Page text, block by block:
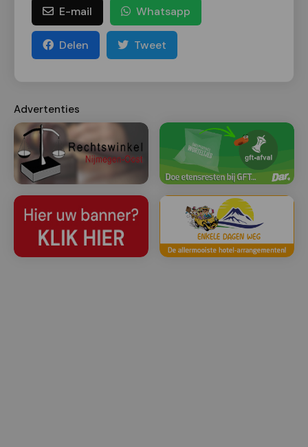
E-mail Whatsapp
Delen Tweet
Advertenties